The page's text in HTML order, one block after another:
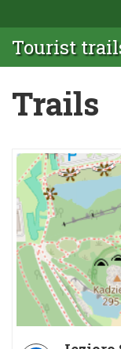
Tourist
Trails